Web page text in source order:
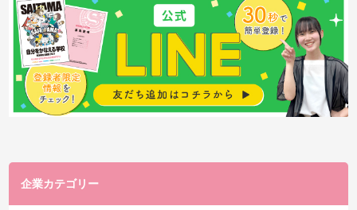
企業カテゴリー